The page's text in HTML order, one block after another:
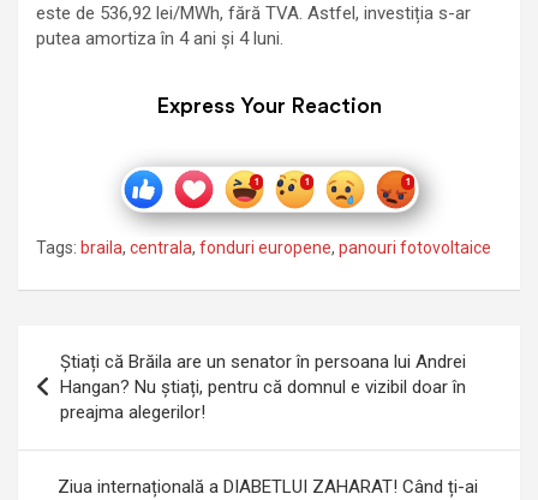
este de 536,92 lei/MWh, fără TVA. Astfel, investiția s-ar
putea amortiza în 4 ani și 4 luni.
Express Your Reaction
Tags: braila, centrala, fonduri europene, panouri fotovoltaice
în
articole
Știați că Brăila are un senator în persoana lui Andrei
Hangan? Nu știați, pentru că domnul e vizibil doar în
preajma alegerilor!
Ziua internațională a DIABETLUI ZAHARAT! Când ți-ai